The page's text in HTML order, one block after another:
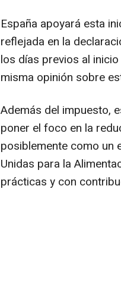
España apoyará esta
reflejada en la
los días previos al
misma opinión sobre
Además del impuesto,
poner el foco en la
posiblemente como un
Unidas para la
prácticas y con